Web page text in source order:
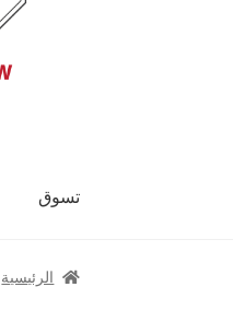
تسوق
الرئيسية